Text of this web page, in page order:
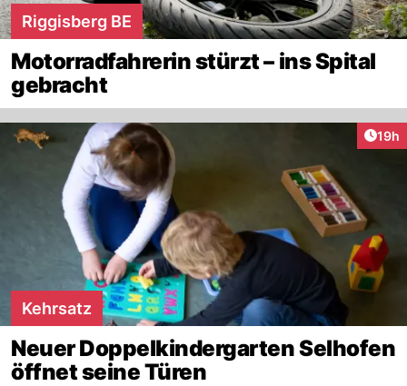
Riggisberg BE
Motorradfahrerin stürzt – ins Spital
gebracht
19h
Kehrsatz
Neuer Doppelkindergarten Selhofen
öffnet seine Türen